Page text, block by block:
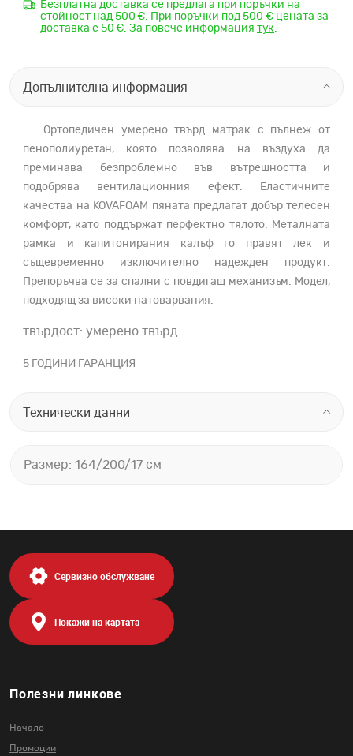
Безплатна доставка се предлага при поръчки на
стойност над 500 €. При поръчки под 500 € цената за
доставка е 50 €. За повече информация тук.
Допълнителна информация
Ортопедичен умерено твърд матрак с пълнеж от
пенополиуретан, която позволява на въздуха да
преминава безпроблемно във вътрешността и
подобрява вентилационния ефект. Еластичните
качества на KOVAFOAM пяната предлагат добър телесен
комфорт, като поддържат перфектно тялото. Металната
рамка и капитонирания калъф го правят лек и
същевременно изключително надежден продукт.
Препоръчва се за спални с повдигащ механизъм. Модел,
подходящ за високи натоварвания.
твърдост: умерено твърд
5 ГОДИНИ ГАРАНЦИЯ
Технически данни
Размер: 164/200/17 см
Полезни линкове
Начало
Промоции
Сервизно обслужване
Покажи на картата